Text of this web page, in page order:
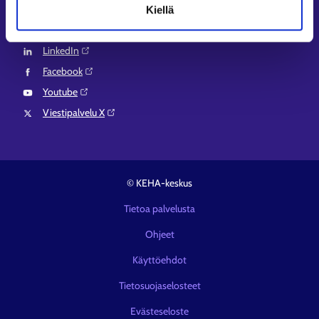
Kiellä
Instagram⁠
LinkedIn⁠
Facebook⁠
Youtube⁠
Viestipalvelu X⁠
© KEHA-keskus
Tietoa palvelusta
Ohjeet
Käyttöehdot
Tietosuojaselosteet
Evästeseloste